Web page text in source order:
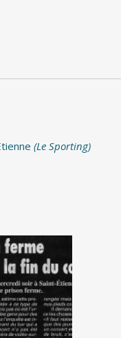
(Le Sporting)